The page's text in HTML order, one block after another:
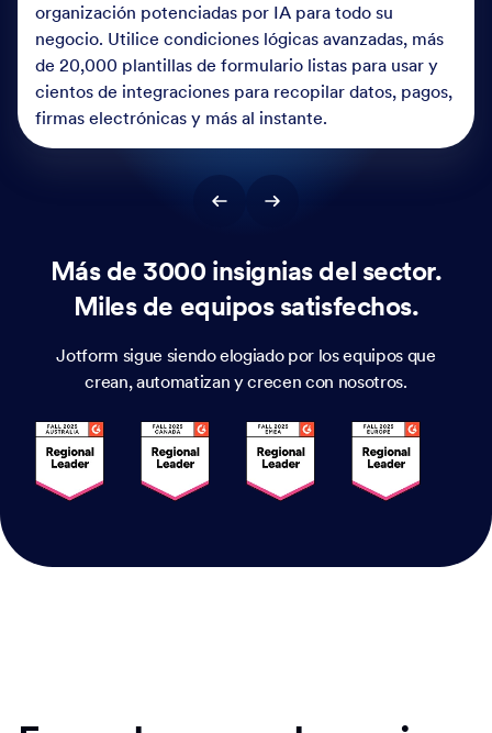
organización potenciadas por IA para todo su
negocio. Utilice condiciones lógicas avanzadas, más
de 20,000 plantillas de formulario listas para usar y
cientos de integraciones para recopilar datos, pagos,
firmas electrónicas y más al instante.
Más de 3000 insignias del sector.
Miles de equipos satisfechos.
Jotform sigue siendo elogiado por los equipos que
crean, automatizan y crecen con nosotros.